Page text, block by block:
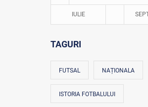
IULIE
TAGURI
FUTSAL NAȚIONALA
ISTORIA FOTBALULUI